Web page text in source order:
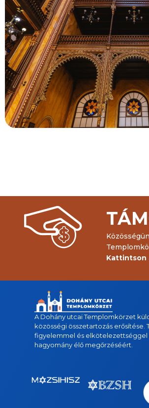
Kattintson
A Dohány utcai Templomkörzet
közösségi összetartozás erősítése.
figyelemmel és elkötelezettséggel
hagyomány élő megőrzéséért.